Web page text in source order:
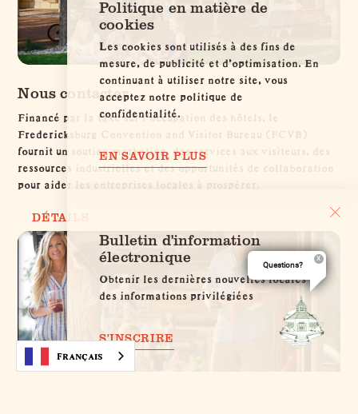
Nous contacter
Financé par la taxe sur l'occupation des hôtels, le
Fredericksburg Convention and Visitor Bureau (FCVB)
fournit un soutien marketing, des services aux visiteurs, des
ressources industrielles et des opportunités de collaboration
pour aider les entreprises locales à prospérer.
DÉTAILS
Politique en matière de
cookies
Les cookies sont utilisés à des fins de
mesure, de publicité et d'optimisation. En
continuant à utiliser notre site, vous
acceptez notre politique de
confidentialité.
EN SAVOIR PLUS
Bulletin d'information
électronique
Obtenir les dernières nouvelles locales et
des informations privilégiées
S'INSCRIRE
Français
Questions?